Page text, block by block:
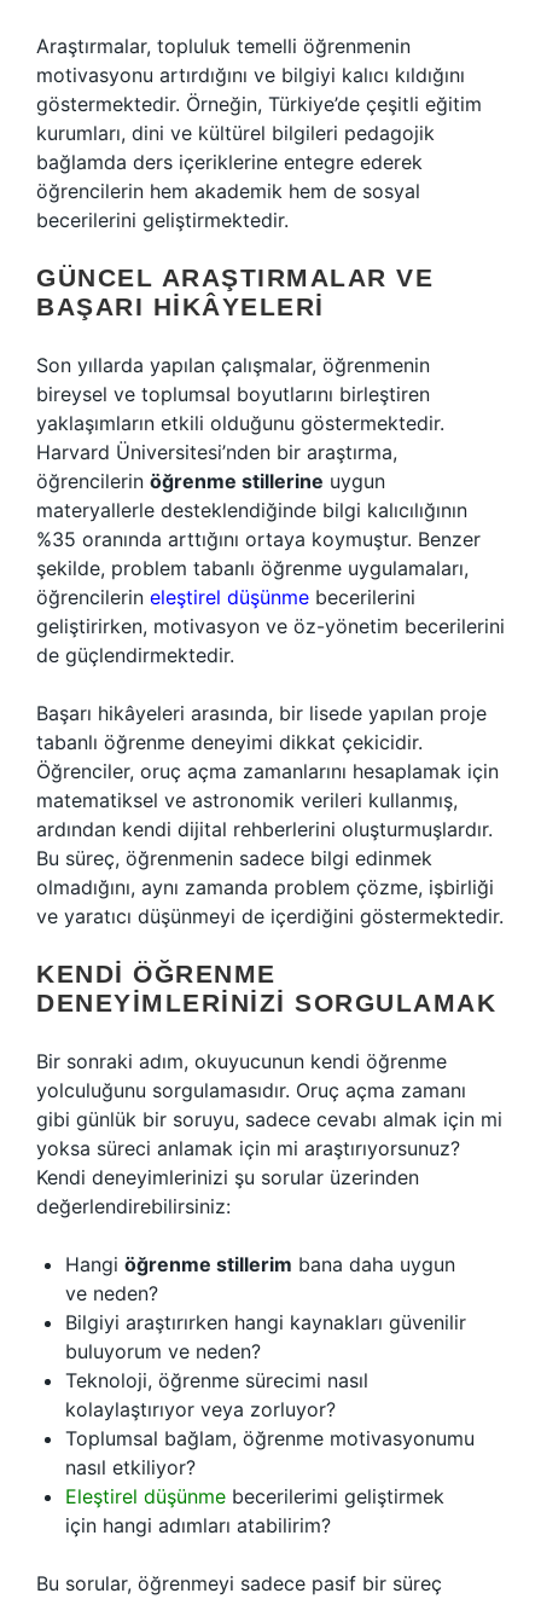
Araştırmalar, topluluk temelli öğrenmenin
motivasyonu artırdığını ve bilgiyi kalıcı kıldığını
göstermektedir. Örneğin, Türkiye’de çeşitli eğitim
kurumları, dini ve kültürel bilgileri pedagojik
bağlamda ders içeriklerine entegre ederek
öğrencilerin hem akademik hem de sosyal
becerilerini geliştirmektedir.
GÜNCEL ARAŞTIRMALAR VE
BAŞARI HIKÂYELERI
Son yıllarda yapılan çalışmalar, öğrenmenin
bireysel ve toplumsal boyutlarını birleştiren
yaklaşımların etkili olduğunu göstermektedir.
Harvard Üniversitesi’nden bir araştırma,
öğrencilerin öğrenme stillerine uygun
materyallerle desteklendiğinde bilgi kalıcılığının
%35 oranında arttığını ortaya koymuştur. Benzer
şekilde, problem tabanlı öğrenme uygulamaları,
öğrencilerin eleştirel düşünme becerilerini
geliştirirken, motivasyon ve öz-yönetim becerilerini
de güçlendirmektedir.
Başarı hikâyeleri arasında, bir lisede yapılan proje
tabanlı öğrenme deneyimi dikkat çekicidir.
Öğrenciler, oruç açma zamanlarını hesaplamak için
matematiksel ve astronomik verileri kullanmış,
ardından kendi dijital rehberlerini oluşturmuşlardır.
Bu süreç, öğrenmenin sadece bilgi edinmek
olmadığını, aynı zamanda problem çözme, işbirliği
ve yaratıcı düşünmeyi de içerdiğini göstermektedir.
KENDI ÖĞRENME
DENEYIMLERINIZI SORGULAMAK
Bir sonraki adım, okuyucunun kendi öğrenme
yolculuğunu sorgulamasıdır. Oruç açma zamanı
gibi günlük bir soruyu, sadece cevabı almak için mi
yoksa süreci anlamak için mi araştırıyorsunuz?
Kendi deneyimlerinizi şu sorular üzerinden
değerlendirebilirsiniz:
Hangi öğrenme stillerim bana daha uygun
ve neden?
Bilgiyi araştırırken hangi kaynakları güvenilir
buluyorum ve neden?
Teknoloji, öğrenme sürecimi nasıl
kolaylaştırıyor veya zorluyor?
Toplumsal bağlam, öğrenme motivasyonumu
nasıl etkiliyor?
Eleştirel düşünme becerilerimi geliştirmek
için hangi adımları atabilirim?
Bu sorular, öğrenmeyi sadece pasif bir süreç